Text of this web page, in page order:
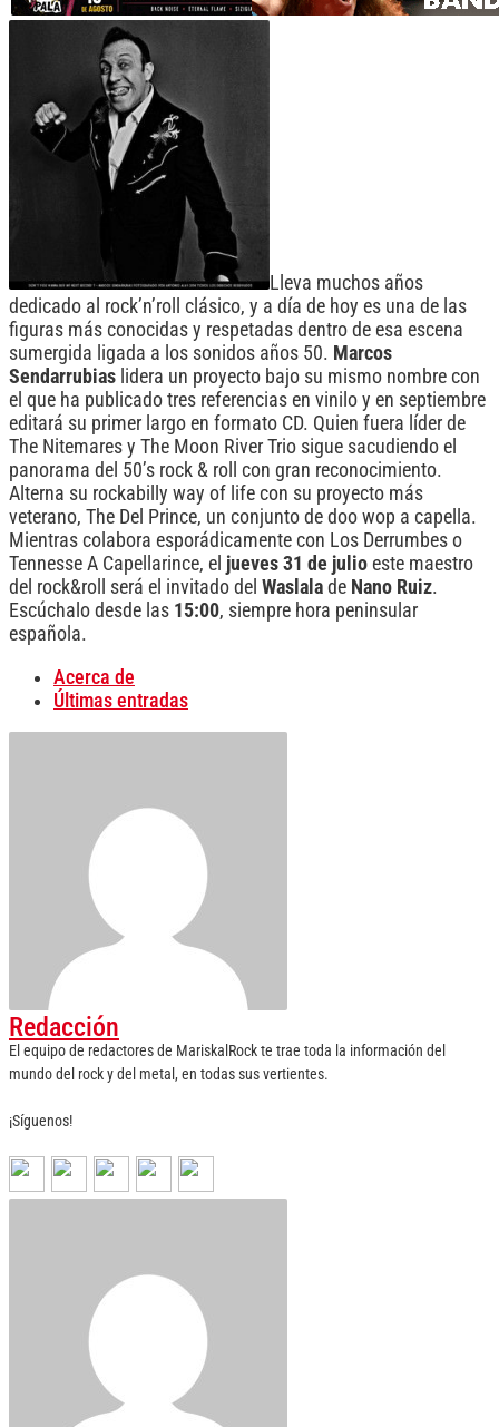
Lleva muchos años
dedicado al rock’n’roll clásico, y a día de hoy es una de las
figuras más conocidas y respetadas dentro de esa escena
sumergida ligada a los sonidos años 50. Marcos
Sendarrubias lidera un proyecto bajo su mismo nombre con
el que ha publicado tres referencias en vinilo y en septiembre
editará su primer largo en formato CD. Quien fuera líder de
The Nitemares y The Moon River Trio sigue sacudiendo el
panorama del 50’s rock & roll con gran reconocimiento.
Alterna su rockabilly way of life con su proyecto más
veterano, The Del Prince, un conjunto de doo wop a capella.
Mientras colabora esporádicamente con Los Derrumbes o
Tennesse A Capellarince, el jueves 31 de julio este maestro
del rock&roll será el invitado del Waslala de Nano Ruiz.
Escúchalo desde las 15:00, siempre hora peninsular
española.
Acerca de
Últimas entradas
Redacción
El equipo de redactores de MariskalRock te trae toda la información del
mundo del rock y del metal, en todas sus vertientes.
¡Síguenos!